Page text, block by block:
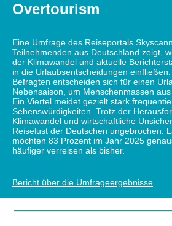
Overtourism
Eine Umfrage des Reiseportals
Teilnehmenden aus Deutschland zeigt,
der Klimawandel und aktuelle
in die Urlaubsentscheidungen
Befragten entscheiden sich für einen
Nebensaison, um Menschenmassen
Ein Viertel meidet gezielt stark
Sehenswürdigkeiten. Trotz der
Klimawandel und wirtschaftliche
Reiselust der Deutschen ungebrochen.
möchten 83 Prozent im Jahr 2025
häufiger verreisen als bisher.
Bericht über die Umfrageergebnisse